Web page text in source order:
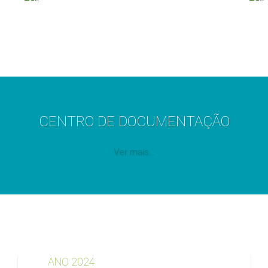
CENTRO DE DOCUMENTAÇÃO
Ver mais...
ANO 2024